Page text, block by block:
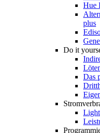
Hue
plus
Do it
Das